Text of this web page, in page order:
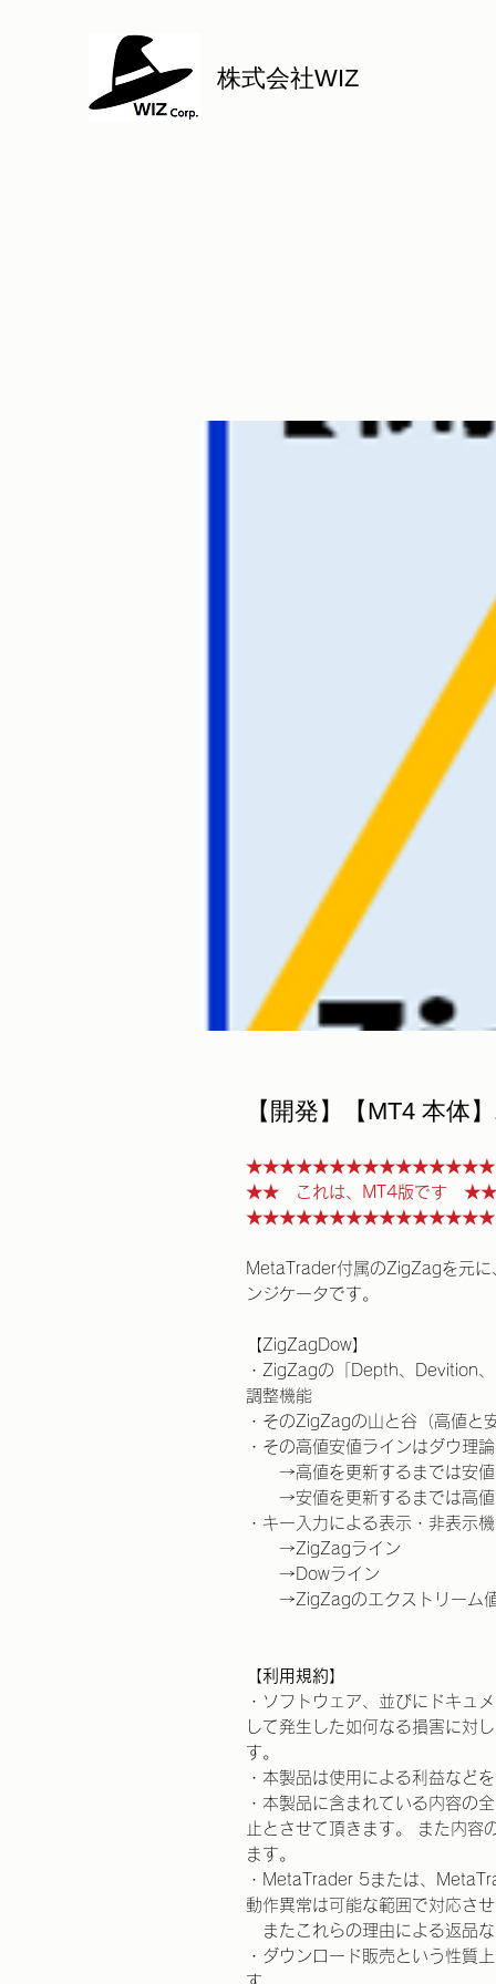
株式会社WIZ
【開発】【MT4 本体
★★★★★★★★★★★★★★★
★★ これは、MT4版です ★★
★★★★★★★★★★★★★★★
MetaTrader付属のZigZagを元に
ンジケータです。
【ZigZagDow】
・ZigZagの「Depth、Devition
調整機能
・そのZigZagの山と谷（高値と
・その高値安値ラインはダウ理
→高値を更新するまでは安値
→安値を更新するまでは高値
・キー入力による表示・非表示
→ZigZagライン
→Dowライン
→ZigZagのエクストリーム
【利用規約】
・ソフトウェア、並びにドキュ
して発生した如何なる損害に対
す。
・本製品は使用による利益など
・本製品に含まれている内容の
止とさせて頂きます。 また内容
ます。
・MetaTrader 5または、
動作異常は可能な範囲で対応さ
またこれらの理由による返品
・ダウンロード販売という性質